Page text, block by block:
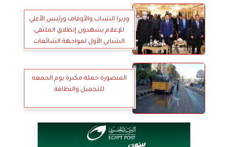
وزيرا الشباب والأوقاف ورئيس الأعلي
للإعلام يشهدون إنطلاق الملتقى
الشبابي الأول لمواجهة الشائعات
المنصورة:حملة مكبرة يوم الجمعه
للتجميل والنظافة